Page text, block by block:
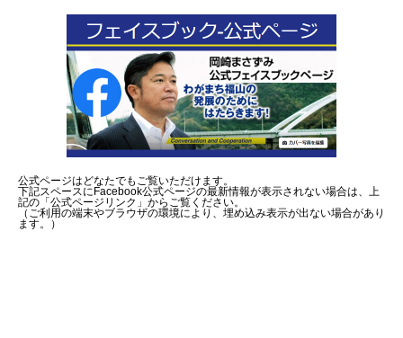
公式ページはどなたでもご覧いただけます。
下記スペースにFacebook公式ページの最新情報が表示されない場合は、上
記の「公式ページリンク」からご覧ください。
（ご利用の端末やブラウザの環境により、埋め込み表示が出ない場合があり
ます。）